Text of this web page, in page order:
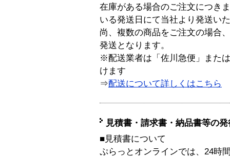
在庫がある場合のご注文につき
いる発送日にて当社より発送い
尚、複数の商品をご注文の場合
発送となります。
※配送業者は「佐川急便」また
けます
⇒配送について詳しくはこちら
見積書・請求書・納品書等の
■見積書について
ぷらっとオンラインでは、24時